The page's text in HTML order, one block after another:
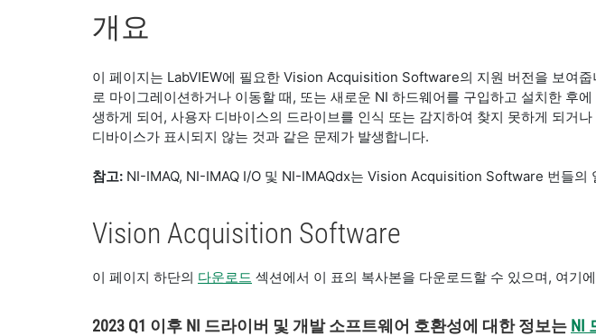
개요
이 페이지는 LabVIEW에 필요한 Vision Acquisition Software의 지원 버전을 보여
로 마이그레이션하거나 이동할 때, 또는 새로운 NI 하드웨어를 구입하고 설치한 후
생하게 되어, 사용자 디바이스의 드라이브를 인식 또는 감지하여 찾지 못하게 되
디바이스가 표시되지 않는 것과 같은 문제가 발생합니다.
참고: NI-IMAQ, NI-IMAQ I/O 및 NI-IMAQdx는 Vision Acquisition Software 번들의
Vision Acquisition Software
이 페이지 하단의 다운로드 섹션에서 이 표의 복사본을 다운로드할 수 있으며, 여기
2023 Q1 이후 NI 드라이버 및 개발 소프트웨어 호환성에 대한 정보는 NI